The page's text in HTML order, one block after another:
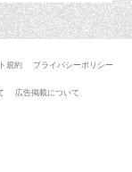
規約 プライバシーポリシー
広告掲載について